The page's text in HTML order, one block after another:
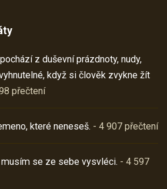
z duševní prázdnoty, nudy,
když si člověk zvykne žít
přečtení
které neneseš. - 4 907 přečtení
se ze sebe vysvléci. - 4 597